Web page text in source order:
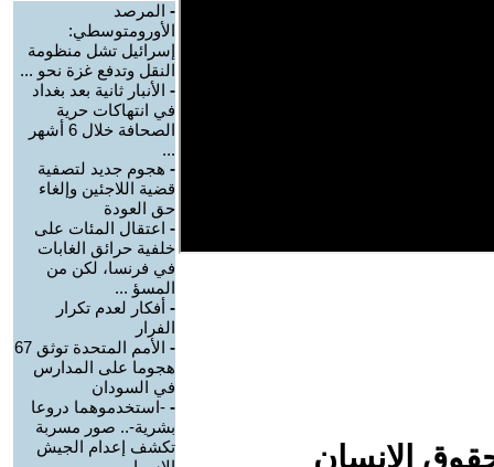
الإنسان
- المرصد
الأورومتوسطي:
إسرائيل تشل منظومة
النقل وتدفع غزة نحو ...
- الأنبار ثانية بعد بغداد
في انتهاكات حرية
الصحافة خلال 6 أشهر
...
- هجوم جديد لتصفية
قضية اللاجئين وإلغاء
حق العودة
- اعتقال المئات على
خلفية حرائق الغابات
في فرنسا، لكن من
المسؤ ...
- أفكار لعدم تكرار
الفرار
-
الأمم المتحدة توثق 67
هجوما على المدارس
في السودان
- -استخدموهما دروعا
بشرية-.. صور مسربة
تكشف إعدام الجيش